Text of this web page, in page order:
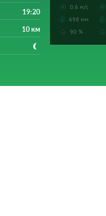
19:20
10 км
0.6 м/с
698 мм
90 %